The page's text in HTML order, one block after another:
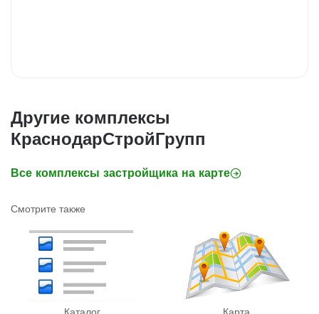
Другие комплексы
КраснодарСтройГрупп
Все комплексы застройщика на карте
Смотрите также